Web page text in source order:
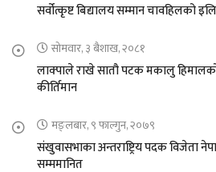
सर्वोत्कृष्ट बिद्यालय सम्मान चावहिलको
सोमवार, ३ बैशाख, २०८१
लाक्पाले राखे सातौ पटक मकालु
कीर्तिमान
मङ्लबार, ९ फाल्गुन, २०७९
संखुवासभाका अन्तराष्ट्रिय पदक विजेता
सम्ममानित